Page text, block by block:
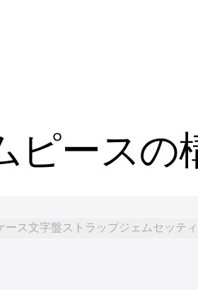
ピースの
ース文字盤ストラップジェムセッテ